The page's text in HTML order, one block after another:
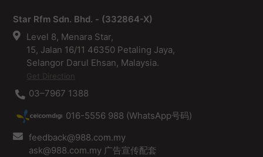
Star Rfm Sdn. Bhd. - (332864-X)
Level 8, Menara Star,
15, Jalan 16/11 46350 Petaling Jaya,
Selangor Darul Ehsan, Malaysia.
Get Direction
03–7967 1388
016-5556 988 (WhatsApp号码)
feedback@988.com.my
ask@988.com.my 广告宣传配套